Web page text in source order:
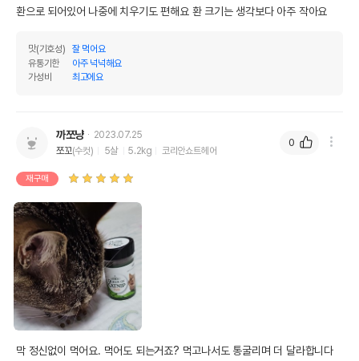
환으로 되어있어 나중에 치우기도 편해요 환 크기는 생각보다 아주 작아요
맛(기호성)
잘 먹어요
유통기한
아주 넉넉해요
가성비
최고에요
까쪼냥
2023.07.25
쪼꼬(수컷) 5살 5.2kg 코리안쇼트헤어
재구매
막 정신없이 먹어요. 먹어도 되는거죠? 먹고나서도 통굴리며 더 달라합니다
0